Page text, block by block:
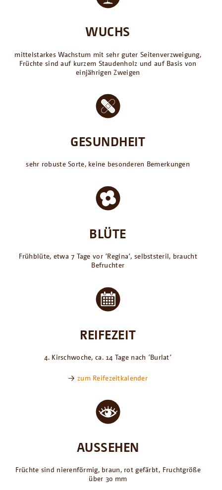
WUCHS
mittelstarkes Wachstum mit sehr guter Seitenverzweigung,
Früchte sind auf kurzem Staudenholz und auf Basis von
einjährigen Zweigen
GESUNDHEIT
sehr robuste Sorte, keine besonderen Bemerkungen
BLÜTE
Frühblüte, etwa 7 Tage vor ՚Regina՚, selbststeril, braucht
Befruchter
REIFEZEIT
4. Kirschwoche, ca. 14 Tage nach ՚Burlat՚
→zum Reifezeitkalender
AUSSEHEN
Früchte sind nierenförmig, braun, rot gefärbt, Fruchtgröße
über 30 mm